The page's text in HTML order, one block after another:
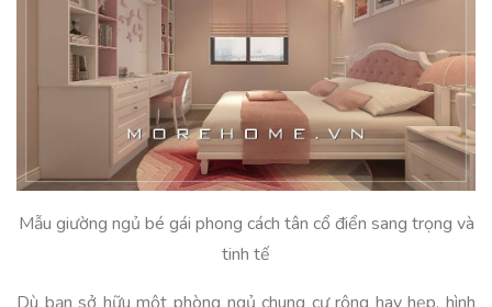
Mẫu giường ngủ bé gái phong cách tân cổ điển sang trọng và
tinh tế